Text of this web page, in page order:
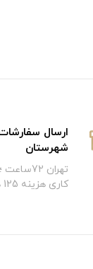
ارسال
شهرستان
کاری هزینه 125 هزار تومان